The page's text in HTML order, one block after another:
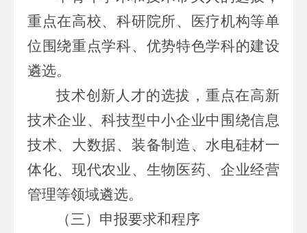
重点在高校、科研院所、医疗机构等单
位围绕重点学科、优势特色学科的建设
遴选。
技术创新人才的选拔，重点在高新
技术企业、科技型中小企业中围绕信息
技术、 大数据、 装备制造、水电硅材一
体化、现代农业、生物医药、企业经营
管理等领域遴选。
（三）申报要求和程序